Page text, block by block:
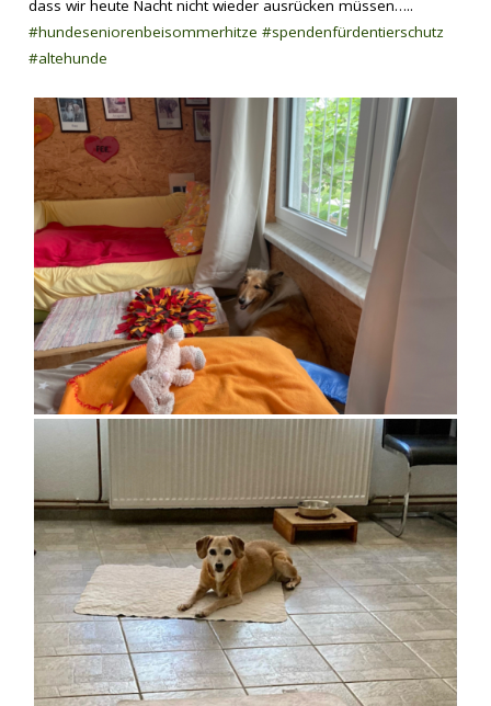
dass wir heute Nacht nicht wieder ausrücken müssen…..
#hundeseniorenbeisommerhitze #spendenfürdentierschutz
#altehunde